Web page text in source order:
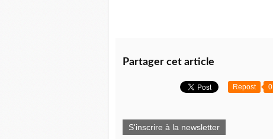
Partager cet article
Repost 0
S'inscrire à la newsletter